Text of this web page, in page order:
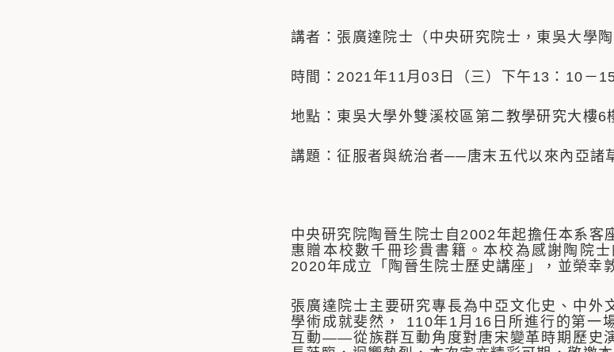
講者：張廣達院士（中央研究院士，東吳大學
時間：2021年11月03日（三）下午13：10－
地點：東吳大學外雙溪校區第二教學研究大樓6
講題：征服者與統治者──唐末五代以來內亞諸
中央研究院陶晉生院士自2002年起擔任本系客
惠贈本校數千冊珍貴書籍。本校為感謝陶院
2020年成立「陶晉生院士歷史講座」，並榮幸
張廣達院士主要研究專長為中亞文化史、中外
學術成就斐然， 110年1月16日所進行的第一
互動——從族群互動角度對唐宋變革時期歷史